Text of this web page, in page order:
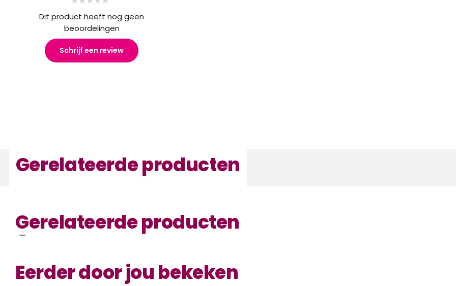
Dit product heeft nog geen
beoordelingen
Schrijf een review
Gerelateerde producten
Gerelateerde producten
Eerder door jou bekeken